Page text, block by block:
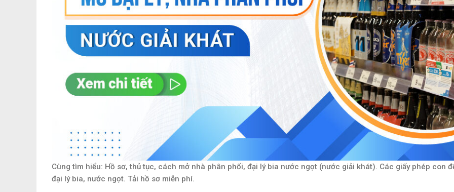
Cùng tìm hiểu: Hồ sơ, thủ tục, cách mở nhà phân phối, đại lý bia nước ngọt (nước giải khát). Các giấy phép con
đại lý bia, nước ngọt. Tải hồ sơ miễn phí.